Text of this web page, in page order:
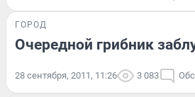
ГОРОД
Очередной грибник
28 сентября, 2011, 11:26 3 083